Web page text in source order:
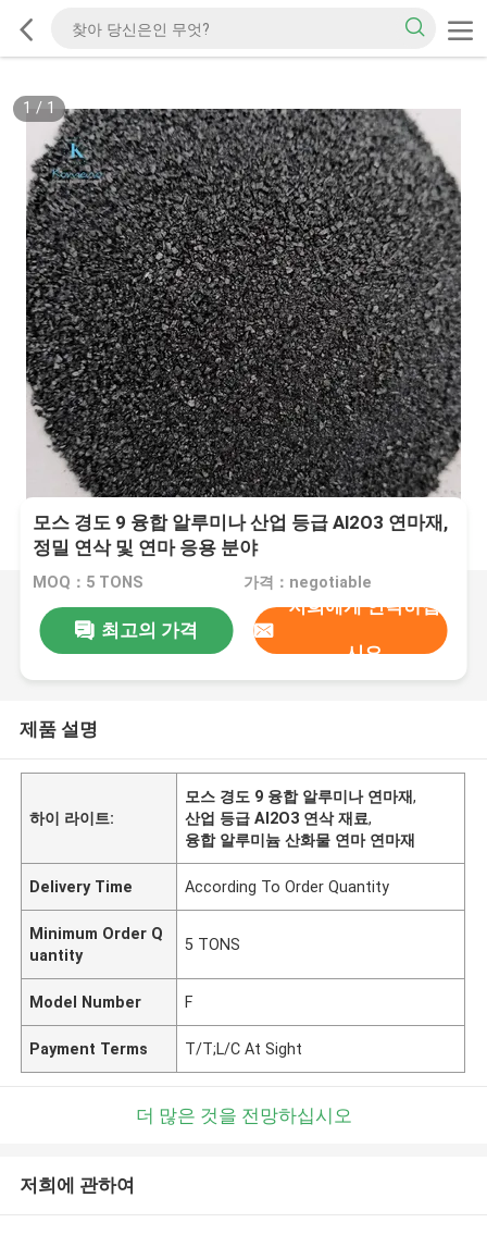
1 / 1
모스 경도 9 융합 알루미나 산업 등급 Al2O3 연마재,
정밀 연삭 및 연마 응용 분야
MOQ：5 TONS 가격：negotiable
최고의 가격
저희에게 연락하십
시오
제품 설명
하이 라이트:
모스 경도 9 융합 알루미나 연마재,
산업 등급 Al2O3 연삭 재료,
융합 알루미늄 산화물 연마 연마재
Delivery Time According To Order Quantity
Minimum Order Q
uantity
5 TONS
Model Number F
Payment Terms T/T;L/C At Sight
더 많은 것을 전망하십시오
저희에 관하여